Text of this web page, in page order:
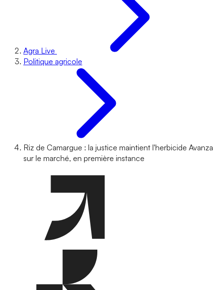
Agra Live
Politique agricole
Riz de Camargue : la justice maintient l'herbicide Avanza
sur le marché, en première instance